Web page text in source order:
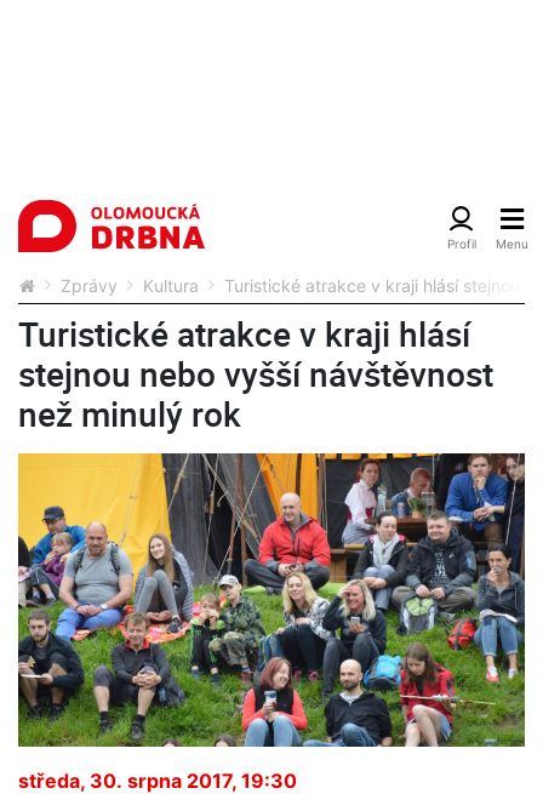
Zprávy Kultura Turistické atrakce v kraji hlásí stejnou
Turistické atrakce v kraji hlásí
stejnou nebo vyšší návštěvnost
než minulý rok
středa, 30. srpna 2017, 19:30